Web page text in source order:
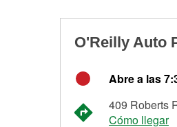
O'Reilly Auto
Abre a las
409 Roberts
Cómo llegar